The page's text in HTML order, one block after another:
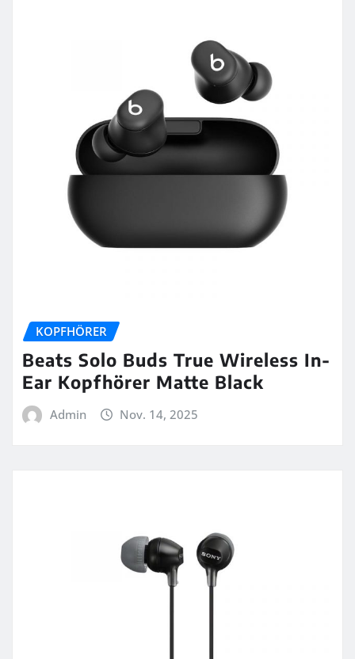
KOPFHÖRER
Beats Solo Buds True Wireless In-
Ear Kopfhörer Matte Black
Admin Nov. 14, 2025